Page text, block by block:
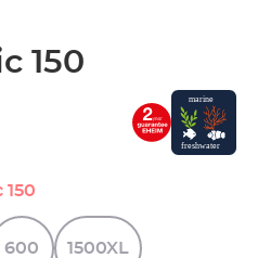
150
150
600 1500XL